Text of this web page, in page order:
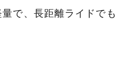
で、長距離ライドでも